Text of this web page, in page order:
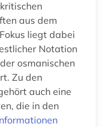
aus dem
liegt dabei
Notation
osmanischen
Zu den
auch eine
die in den